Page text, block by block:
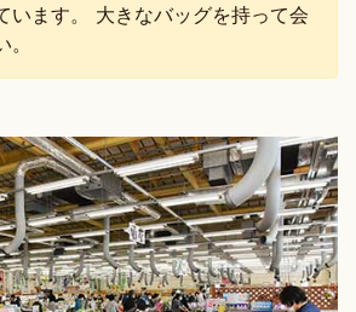
います。 大きなバッグを持って会